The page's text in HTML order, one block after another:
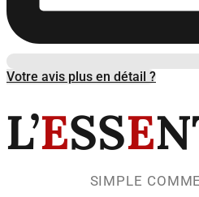
Votre avis plus en détail ?
L’ESSE
SIMPLE